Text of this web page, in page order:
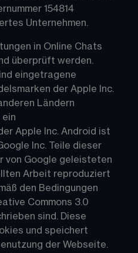
154814
Unternehmen.
in Online Chats
überprüft werden.
eingetragene
der Apple Inc.
Ländern
Apple Inc. Android ist
Inc. Teile dieser
von Google geleisteten
Arbeit reproduziert
den Bedingungen
Commons 3.0
sind. Diese
und speichert
der Webseite.